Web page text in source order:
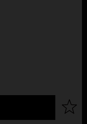
Lägg